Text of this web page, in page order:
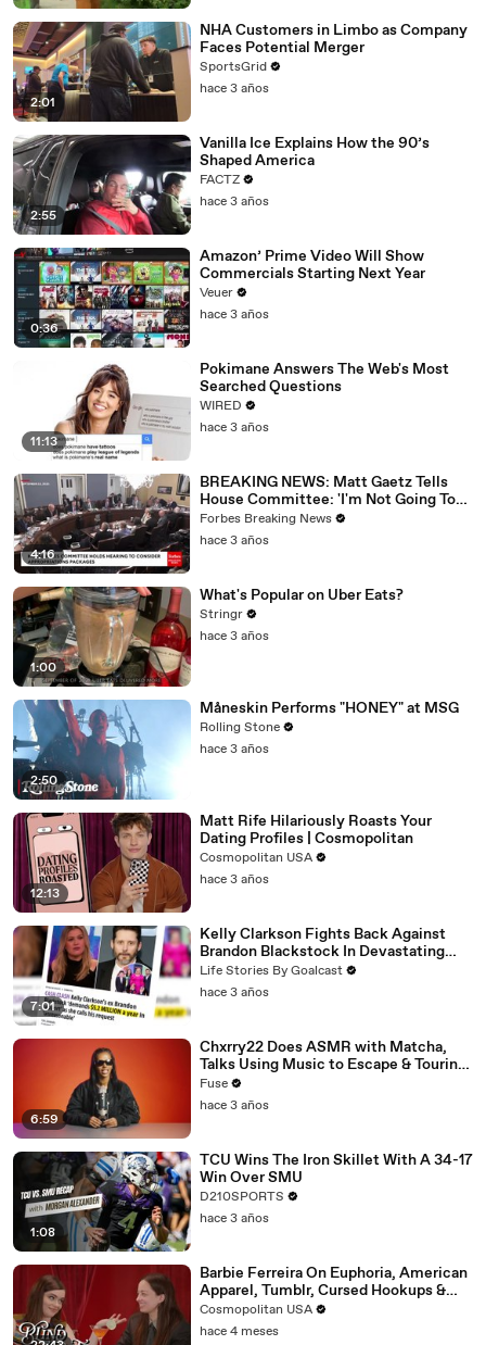
2:01
NHA Customers in Limbo as Company
Faces Potential Merger
SportsGrid
hace 3 años
2:55
Vanilla Ice Explains How the 90’s
Shaped America
FACTZ
hace 3 años
0:36
Amazon’ Prime Video Will Show
Commercials Starting Next Year
Veuer
hace 3 años
11:13
Pokimane Answers The Web's Most
Searched Questions
WIRED
hace 3 años
4:16
BREAKING NEWS: Matt Gaetz Tells
House Committee: 'I'm Not Going To
Vote For A Continuing Resolution'
Forbes Breaking News
hace 3 años
1:00
What's Popular on Uber Eats?
Stringr
hace 3 años
2:50
Måneskin Performs "HONEY" at MSG
Rolling Stone
hace 3 años
12:13
Matt Rife Hilariously Roasts Your
Dating Profiles | Cosmopolitan
Cosmopolitan USA
hace 3 años
7:01
Kelly Clarkson Fights Back Against
Brandon Blackstock In Devastating
Divorce Battle
Life Stories By Goalcast
hace 3 años
6:59
Chxrry22 Does ASMR with Matcha,
Talks Using Music to Escape & Touring
with The Weeknd
Fuse
hace 3 años
1:08
TCU Wins The Iron Skillet With A 34-17
Win Over SMU
D210SPORTS
hace 3 años
Barbie Ferreira On Euphoria, American
Apparel, Tumblr, Cursed Hookups &
Her Love Life | Blind Date
Cosmopolitan USA
hace 4 meses